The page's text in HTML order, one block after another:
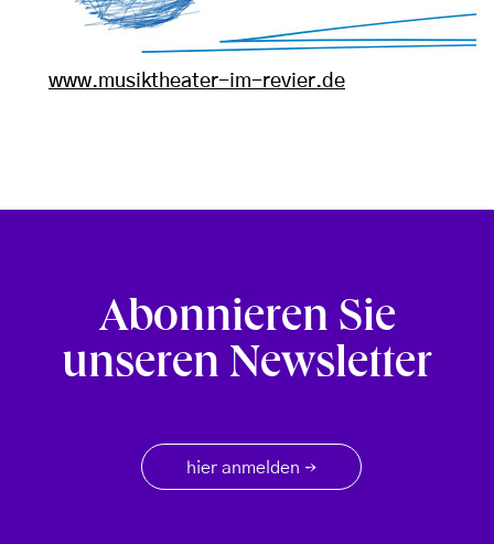
www.musiktheater-im-revier.de
Abonnieren Sie
unseren Newsletter
hier anmelden →